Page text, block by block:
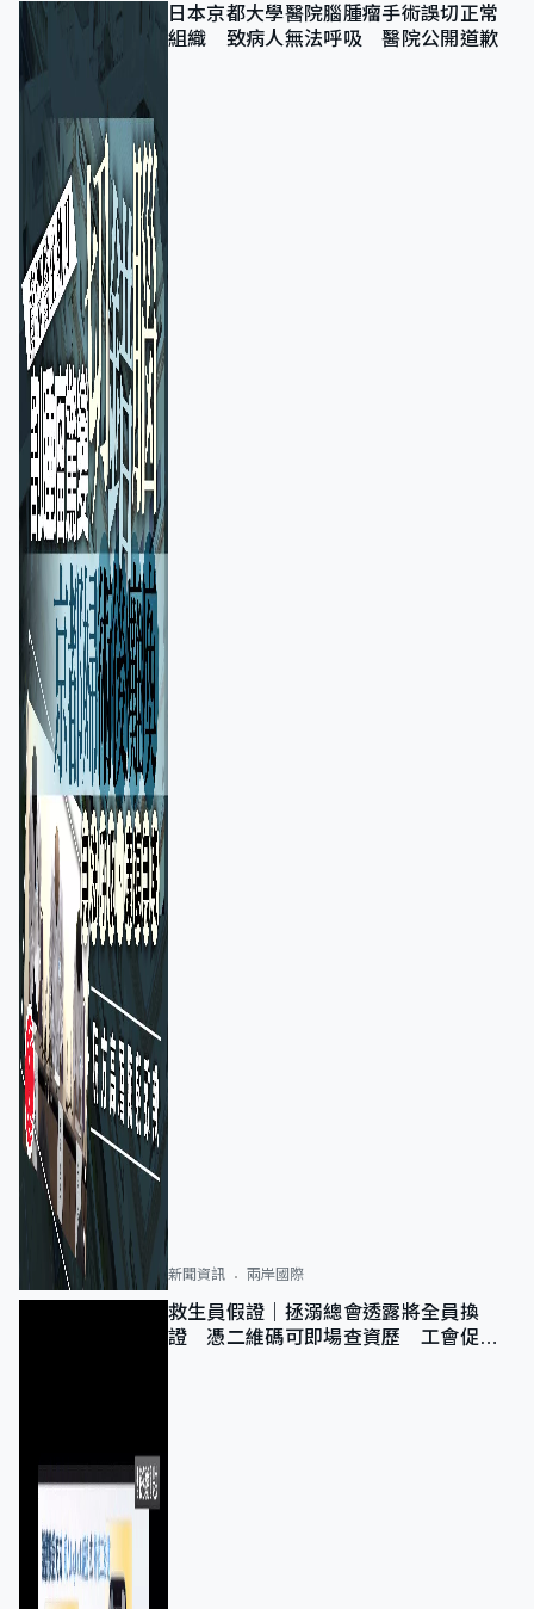
日本京都大學醫院腦腫瘤手術誤切正常
組織 致病人無法呼吸 醫院公開道歉
新聞資訊 兩岸國際
救生員假證｜拯溺總會透露將全員換
證 憑二維碼可即場查資歷 工會促加